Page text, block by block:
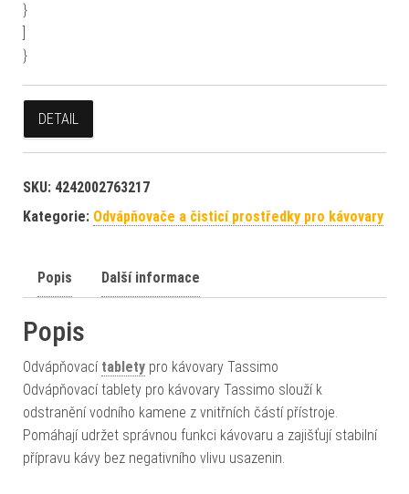
}
]
}
DETAIL
SKU: 4242002763217
Kategorie: Odvápňovače a čisticí prostředky pro kávovary
Popis Další informace
Popis
Odvápňovací tablety pro kávovary Tassimo
Odvápňovací tablety pro kávovary Tassimo slouží k
odstranění vodního kamene z vnitřních částí přístroje.
Pomáhají udržet správnou funkci kávovaru a zajišťují stabilní
přípravu kávy bez negativního vlivu usazenin.